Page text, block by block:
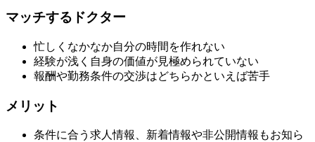
マッチするドクター
忙しくなかなか自分の時間を作れない
経験が浅く自身の価値が見極められていない
報酬や勤務条件の交渉はどちらかといえば苦手
メリット
条件に合う求人情報、新着情報や非公開情報もお知ら